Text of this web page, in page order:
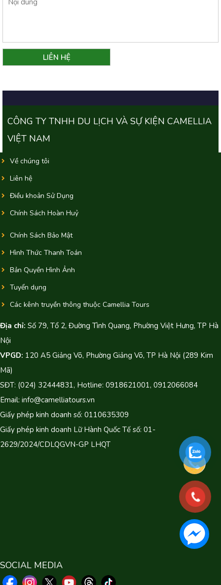
CÔNG TY TNHH DU LỊCH VÀ SỰ KIỆN CAMELLIA
VIỆT NAM
Về chúng tôi
Liên hệ
Điều khoản Sử Dụng
Chính Sách Hoàn Huỷ
Chính Sách Bảo Mật
Hình Thức Thanh Toán
Bản Quyền Hình Ảnh
Tuyển dụng
Các kênh truyền thông thuộc Camellia Tours
Địa chỉ: Số 79, Tổ 2, Đường Tình Quang, Phường Việt Hưng, TP Hà
Nội
VPGD: 120 A5 Giảng Võ, Phường Giảng Võ, TP Hà Nội (289 Kim
Mã)
SĐT: (024) 32444831, Hotline: 0918621001, 0912066084
Email: info@camelliatours.vn
Giấy phép kinh doanh số: 0110635309
Giấy phép kinh doanh Lữ Hành Quốc Tế số: 01-
2629/2024/CDLQGVN-GP LHQT
SOCIAL MEDIA